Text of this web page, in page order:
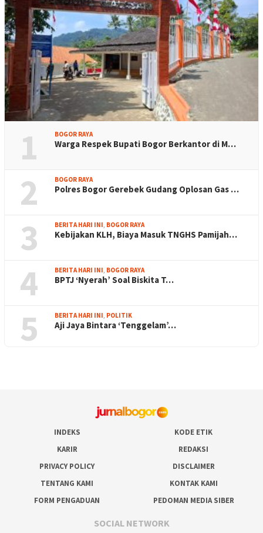
1 BOGOR RAYA
Warga Respek Bupati Bogor Berkantor di M…
2 BOGOR RAYA
Polres Bogor Gerebek Gudang Oplosan Gas …
3 BERITA HARI INI BOGOR RAYA
Kebijakan KLH, Biaya Masuk TNGHS Pamijah…
4 BERITA HARI INI BOGOR RAYA
BPTJ ‘Nyerah’ Soal Biskita T…
5 BERITA HARI INI POLITIK
Aji Jaya Bintara ‘Tenggelam’…
INDEKS
KODE ETIK
KARIR
REDAKSI
PRIVACY POLICY
DISCLAIMER
TENTANG KAMI
KONTAK KAMI
FORM PENGADUAN
PEDOMAN MEDIA SIBER
SOCIAL NETWORK